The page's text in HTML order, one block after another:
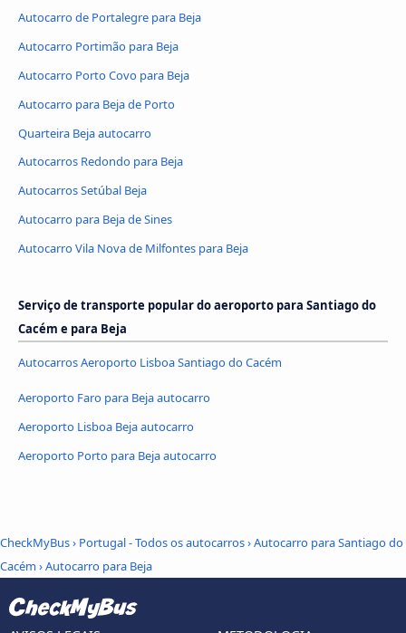
Autocarro de Portalegre para Beja
Autocarro Portimão para Beja
Autocarro Porto Covo para Beja
Autocarro para Beja de Porto
Quarteira Beja autocarro
Autocarros Redondo para Beja
Autocarros Setúbal Beja
Autocarro para Beja de Sines
Autocarro Vila Nova de Milfontes para Beja
Serviço de transporte popular do aeroporto para Santiago do
Cacém e para Beja
Autocarros Aeroporto Lisboa Santiago do Cacém
Aeroporto Faro para Beja autocarro
Aeroporto Lisboa Beja autocarro
Aeroporto Porto para Beja autocarro
CheckMyBus› Portugal - Todos os autocarros›Autocarro para Santiago do
Cacém ›Autocarro para Beja